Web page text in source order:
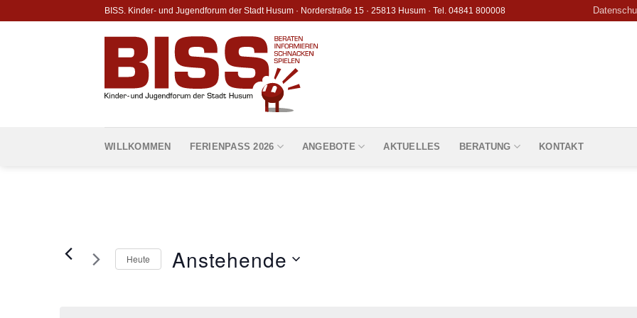
BISS. Kinder- und Jugendforum der Stadt Husum · Norderstraße 15 · 25813 Husum · Tel. 04841 800008
WILLKOMMEN FERIENPASS 2026 ANGEBOTE AKTUELLES BERATUNG KONTAKT
Heute Anstehende